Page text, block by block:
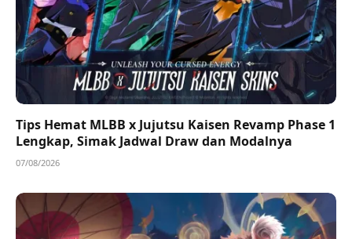
Tips Hemat MLBB x Jujutsu Kaisen Revamp Phase 1
Lengkap, Simak Jadwal Draw dan Modalnya
07/08/2026